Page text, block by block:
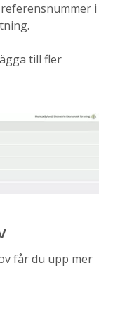
i
till fler
får du upp mer